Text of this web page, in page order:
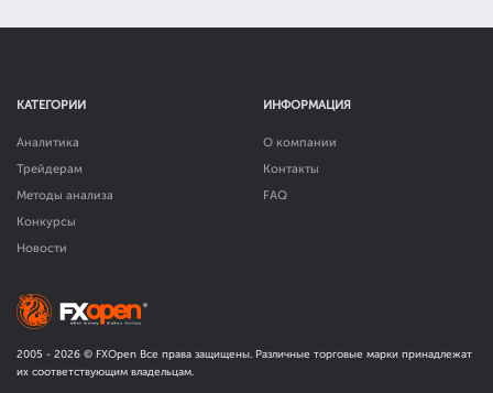
КАТЕГОРИИ
Аналитика
Трейдерам
Методы анализа
Конкурсы
Новости
ИНФОРМАЦИЯ
О компании
Контакты
FAQ
2005 - 2026 © FXOpen Все права защищены. Различные торговые марки принадлежат
их соответствующим владельцам.